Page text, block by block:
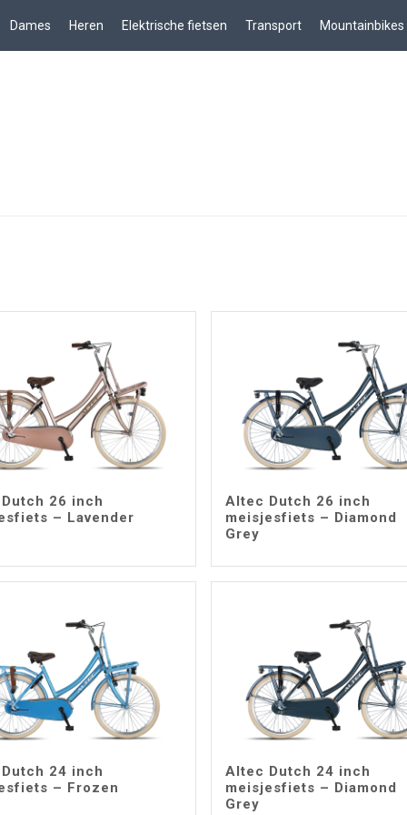
Dames Heren Elektrische fietsen Transport Mountainbikes
26 inch
– Lavender
Altec Dutch 26 inch
meisjesfiets – Diamond
Grey
24 inch
– Frozen
Altec Dutch 24 inch
meisjesfiets – Diamond
Grey